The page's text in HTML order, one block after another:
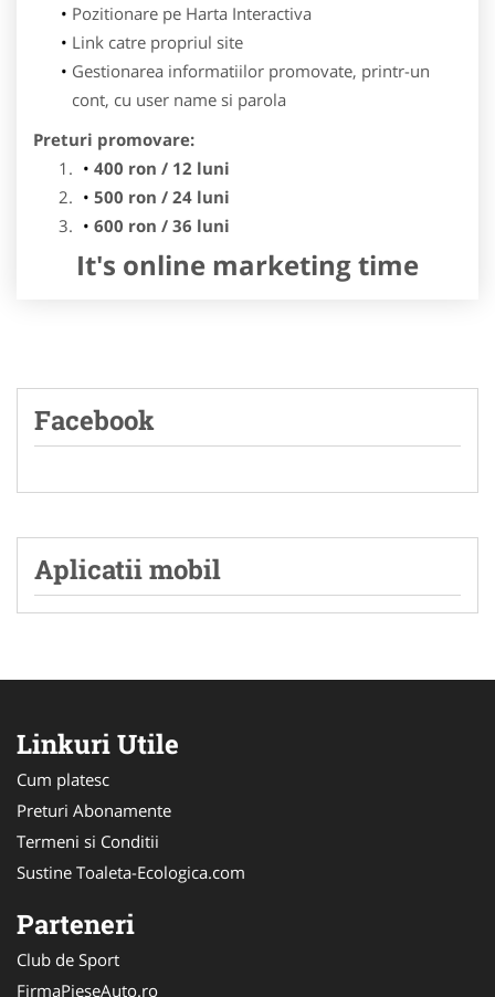
Pozitionare pe Harta Interactiva
Link catre propriul site
Gestionarea informatiilor promovate, printr-un
cont, cu user name si parola
Preturi promovare:
400 ron / 12 luni
500 ron / 24 luni
600 ron / 36 luni
It's online marketing time
Facebook
Aplicatii mobil
Linkuri Utile
Cum platesc
Preturi Abonamente
Termeni si Conditii
Sustine Toaleta-Ecologica.com
Parteneri
Club de Sport
FirmaPieseAuto.ro